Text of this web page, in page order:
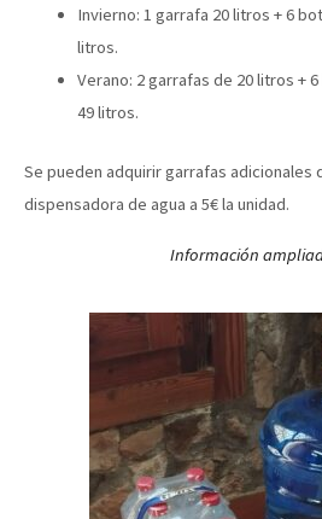
Invierno: 1 garrafa 20 litros + 6
litros.
Verano: 2 garrafas de 20 litros +
49 litros.
Se pueden adquirir garrafas adicionales
dispensadora de agua a 5€ la unidad.
Información